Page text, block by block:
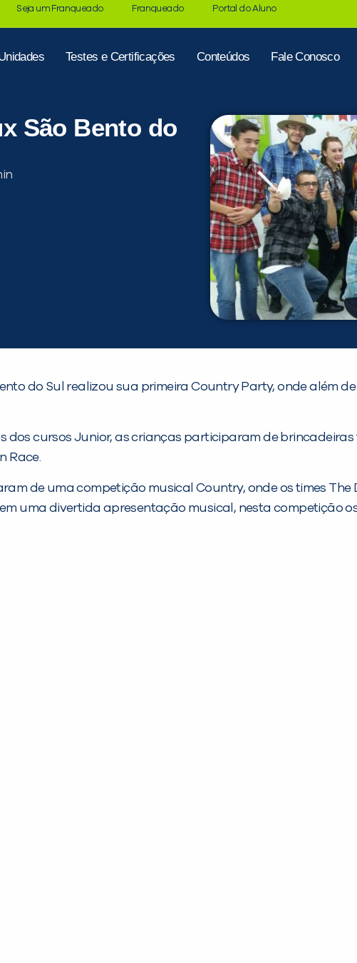
Seja um Franqueado Franqueado Portal do Aluno
Testes e Certificações Conteúdos Fale Conosco
São Bento do
do Sul realizou sua primeira Country Party, onde além
dos cursos Junior, as crianças participaram de
Race.
de uma competição musical Country, onde os times The
uma divertida apresentação musical, nesta competição